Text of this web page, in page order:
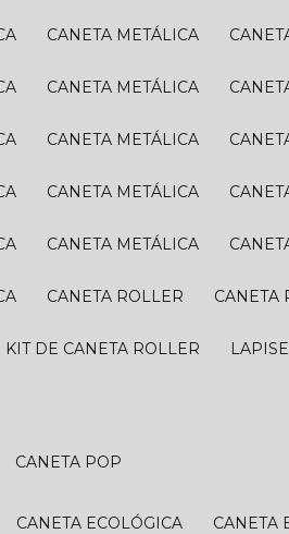
CANETA METÁLICA
CANETA METÁLICA
CANETA METÁLICA
CANETA METÁLICA
CANETA METÁLICA
CANETA ROLLER
KIT DE CANETA ROLLER
CANETA POP
CANETA ECOLÓGICA